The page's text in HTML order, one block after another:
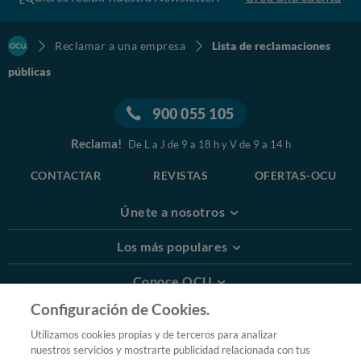
Reclamar a una empresa
Lista de reclamaciones
públicas
900 055 105
Reclama! De L a J de 9 a 18 h y V de 9 a 14 h
CONTACTAR REVISTAS OFERTAS-OCU
Únete a nosotros
Los más populares
Conoce OCU
Más Información
© 2026 OCU
Configuración de Cookies.
Utilizamos cookies propias y de terceros para analizar
nuestros servicios y mostrarte publicidad relacionada con tus